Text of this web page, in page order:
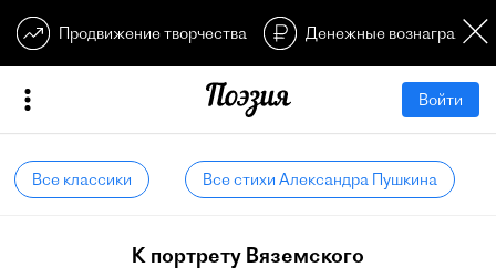
Продвижение творчества Денежные
Войти
Все классики Все стихи Александра Пушкина
К портрету Вяземского